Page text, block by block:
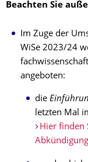
Beachten Sie
Im Zuge der
WiSe 2023/24
angeboten:
die
letzten Mal
Hier finden